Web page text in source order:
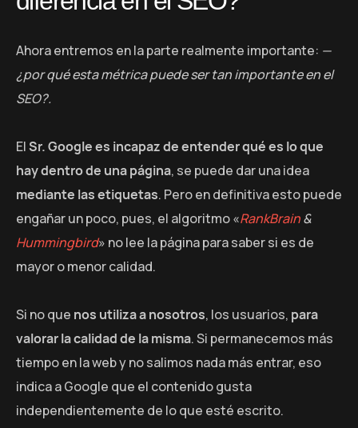
Ahora entremos en la parte realmente importante: —
¿por qué esta métrica puede ser tan importante en el
SEO?.
ElSr. Google es incapaz de entender qué es lo que
hay dentro de una página, se puede dar una idea
mediante las etiquetas. Pero en definitiva esto puede
engañar un poco, pues, el algoritmo «RankBrain&
Hummingbird» no lee la página para saber si es de
mayor o menor calidad.
Si no que nos utiliza a nosotros, los usuarios, para
valorar la calidad de la misma. Si permanecemos más
tiempo en la web y no salimos nada más entrar, eso
indica a Google que el contenido gusta
independientemente de lo que esté escrito.